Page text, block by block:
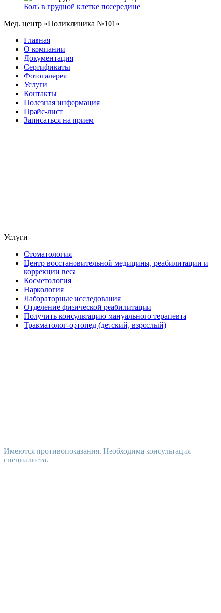
Боль в грудной клетке посередине
Мед. центр «Поликлиника №101»
Главная
О компании
Документация
Сертификаты
Фотогалерея
Услуги
Контакты
Полезная информация
Прайс-лист
Записаться на прием
Услуги
Стоматология
Центр восстановительной медицины, реабилитации и
коррекции веса
Косметология
Наркология
Лабораторные исследования
Отделение физической реабилитации
Получить консультацию мануального терапевта
Травматолог-ортопед (детский, взрослый)
Имеются противопоказания. Необходима консультация
специалиста.